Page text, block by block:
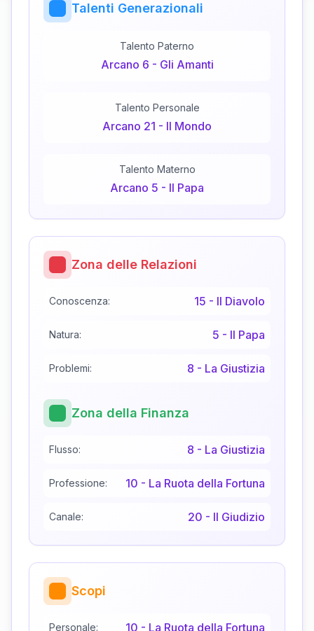
Talenti Generazionali
Talento Paterno
Arcano 6 - Gli Amanti
Talento Personale
Arcano 21 - Il Mondo
Talento Materno
Arcano 5 - Il Papa
Zona delle Relazioni
Conoscenza: 15 - Il Diavolo
Natura: 5 - Il Papa
Problemi: 8 - La Giustizia
Zona della Finanza
Flusso: 8 - La Giustizia
Professione: 10 - La Ruota della Fortuna
Canale: 20 - Il Giudizio
Scopi
Personale: 10 - La Ruota della Fortuna